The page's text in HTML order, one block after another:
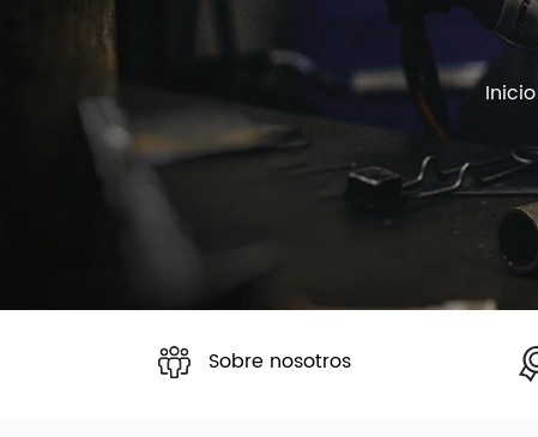
Inicio
Sobre nosotros